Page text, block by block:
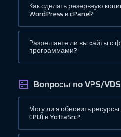
Как сделать резервную
WordPress в cPanel?
Разрешаете ли вы сайты с
программами?
Вопросы по VPS/VDS
Могу ли я обновить
CPU) в YottaSrc?